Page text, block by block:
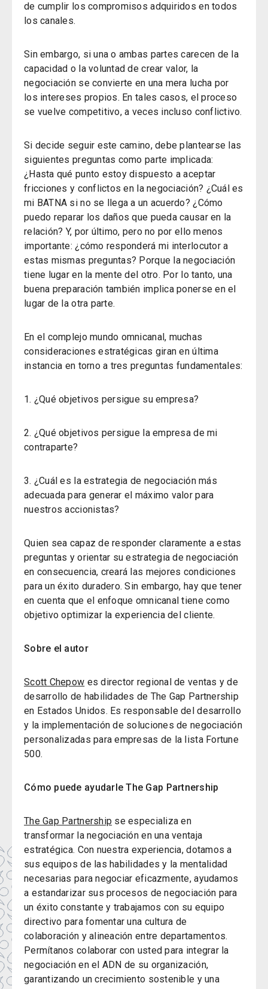
de cumplir los compromisos adquiridos en todos
los canales.
Sin embargo, si una o ambas partes carecen de la
capacidad o la voluntad de crear valor, la
negociación se convierte en una mera lucha por
los intereses propios. En tales casos, el proceso
se vuelve competitivo, a veces incluso conflictivo.
Si decide seguir este camino, debe plantearse las
siguientes preguntas como parte implicada:
¿Hasta qué punto estoy dispuesto a aceptar
fricciones y conflictos en la negociación? ¿Cuál es
mi BATNA si no se llega a un acuerdo? ¿Cómo
puedo reparar los daños que pueda causar en la
relación? Y, por último, pero no por ello menos
importante: ¿cómo responderá mi interlocutor a
estas mismas preguntas? Porque la negociación
tiene lugar en la mente del otro. Por lo tanto, una
buena preparación también implica ponerse en el
lugar de la otra parte.
En el complejo mundo omnicanal, muchas
consideraciones estratégicas giran en última
instancia en torno a tres preguntas fundamentales:
1. ¿Qué objetivos persigue su empresa?
2. ¿Qué objetivos persigue la empresa de mi
contraparte?
3. ¿Cuál es la estrategia de negociación más
adecuada para generar el máximo valor para
nuestros accionistas?
Quien sea capaz de responder claramente a estas
preguntas y orientar su estrategia de negociación
en consecuencia, creará las mejores condiciones
para un éxito duradero. Sin embargo, hay que tener
en cuenta que el enfoque omnicanal tiene como
objetivo optimizar la experiencia del cliente.
Sobre el autor
Scott Chepow es director regional de ventas y de
desarrollo de habilidades de The Gap Partnership
en Estados Unidos. Es responsable del desarrollo
y la implementación de soluciones de negociación
personalizadas para empresas de la lista Fortune
500.
Cómo puede ayudarle The Gap Partnership
The Gap Partnership se especializa en
transformar la negociación en una ventaja
estratégica. Con nuestra experiencia, dotamos a
sus equipos de las habilidades y la mentalidad
necesarias para negociar eficazmente, ayudamos
a estandarizar sus procesos de negociación para
un éxito constante y trabajamos con su equipo
directivo para fomentar una cultura de
colaboración y alineación entre departamentos.
Permítanos colaborar con usted para integrar la
negociación en el ADN de su organización,
garantizando un crecimiento sostenible y una